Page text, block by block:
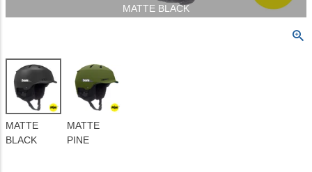
MATTE BLACK
MATTE
BLACK
MATTE
PINE